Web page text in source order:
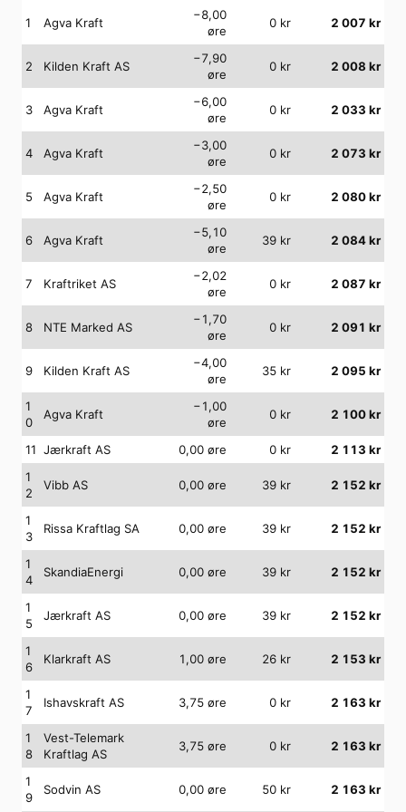
1 Agva Kraft
−8,00
øre
0 kr 2 007 kr
2 Kilden Kraft AS
−7,90
øre
0 kr 2 008 kr
3 Agva Kraft
−6,00
øre
0 kr 2 033 kr
4 Agva Kraft
−3,00
øre
0 kr 2 073 kr
5 Agva Kraft
−2,50
øre
0 kr 2 080kr
6 Agva Kraft
−5,10
øre
39 kr 2 084kr
7 Kraftriket AS
−2,02
øre
0 kr 2 087 kr
8 NTE Marked AS
−1,70
øre
0 kr 2 091 kr
9 Kilden Kraft AS
−4,00
øre
35 kr 2 095 kr
1
0
Agva Kraft
−1,00
øre
0 kr 2 100kr
11 Jærkraft AS 0,00 øre 0 kr 2 113 kr
1
2
Vibb AS 0,00 øre 39 kr 2 152 kr
1
3
Rissa Kraftlag SA 0,00 øre 39 kr 2 152 kr
1
4
SkandiaEnergi 0,00 øre 39 kr 2 152 kr
1
5
Jærkraft AS 0,00 øre 39 kr 2 152 kr
1
6
Klarkraft AS 1,00 øre 26 kr 2 153 kr
1
7
Ishavskraft AS 3,75 øre 0 kr 2 163 kr
1
8
Vest-Telemark
Kraftlag AS
3,75 øre 0 kr 2 163 kr
1
9
Sodvin AS 0,00 øre 50 kr 2 163 kr